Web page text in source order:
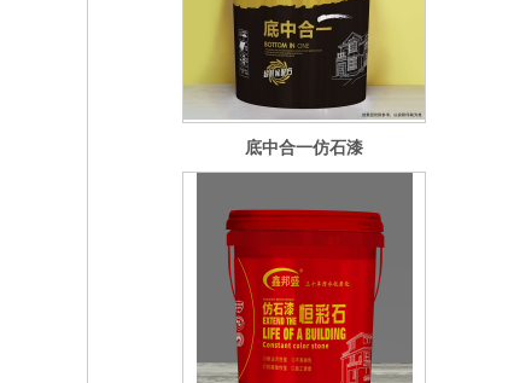
底中合一仿石漆